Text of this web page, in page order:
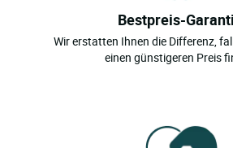
Bestpreis-
Wir erstatten Ihnen die Differenz,
einen günstigeren Preis